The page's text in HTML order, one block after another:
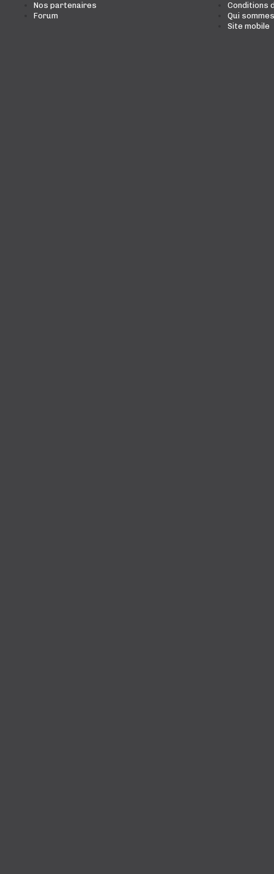
Nos partenaires
Forum
Conditions
Qui
Site mobile